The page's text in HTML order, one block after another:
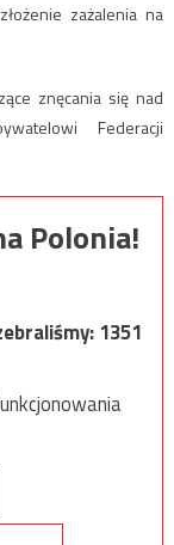
zażalenia na
znęcania się nad
Federacji
Polonia!
1351